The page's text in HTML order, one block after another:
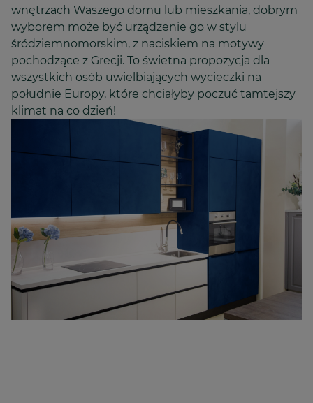
wnętrzach Waszego domu lub mieszkania, dobrym
wyborem może być urządzenie go w stylu
śródziemnomorskim, z naciskiem na motywy
pochodzące z Grecji. To świetna propozycja dla
wszystkich osób uwielbiających wycieczki na
południe Europy, które chciałyby poczuć tamtejszy
klimat na co dzień!